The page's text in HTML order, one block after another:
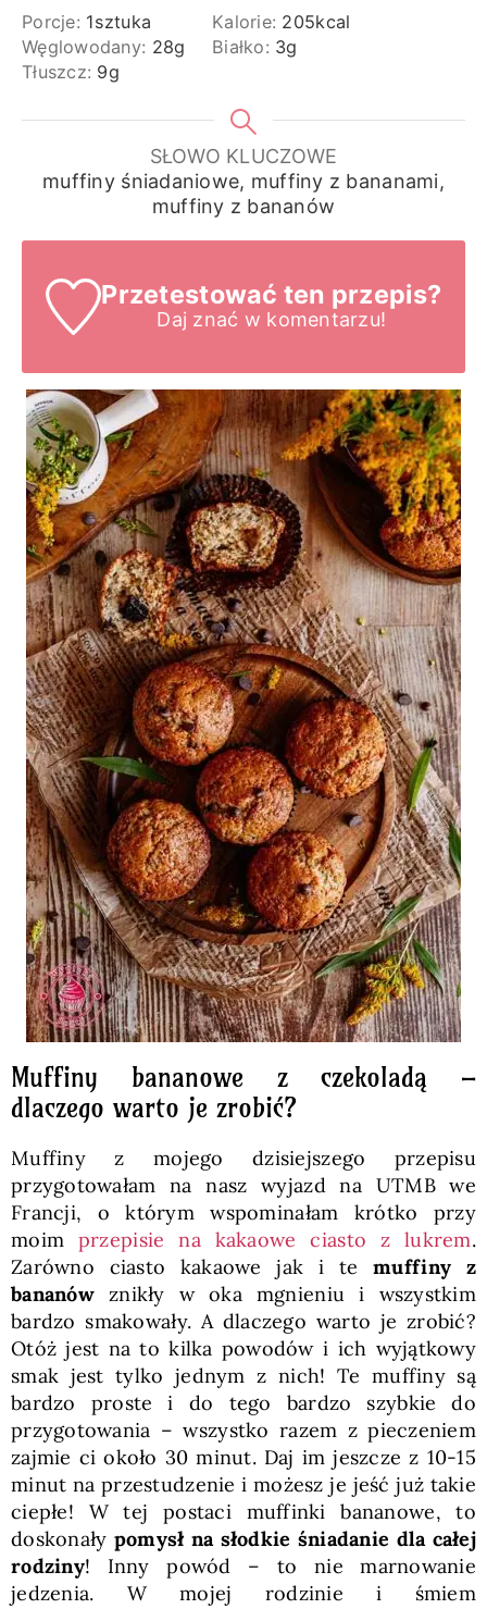
Porcje: 1sztuka Kalorie: 205kcal
Węglowodany: 28g Białko: 3g
Tłuszcz: 9g
SŁOWO KLUCZOWE
muffiny śniadaniowe, muffiny z bananami,
muffiny z bananów
Przetestować ten przepis?
Daj znać w komentarzu!
Muffiny bananowe z czekoladą –
dlaczego warto je zrobić?
Muffiny z mojego dzisiejszego przepisu
przygotowałam na nasz wyjazd na UTMB we
Francji, o którym wspominałam krótko przy
moim przepisie na kakaowe ciasto z lukrem.
Zarówno ciasto kakaowe jak i temuffiny z
bananówznikły w oka mgnieniu i wszystkim
bardzo smakowały. A dlaczego warto je zrobić?
Otóż jest na to kilka powodów i ich wyjątkowy
smak jest tylko jednym z nich! Te muffiny są
bardzo proste i do tego bardzo szybkie do
przygotowania – wszystko razem z pieczeniem
zajmie ci około 30 minut. Daj im jeszcze z 10-15
minut na przestudzenie i możesz je jeść już takie
ciepłe! W tej postaci muffinki bananowe, to
doskonały pomysł na słodkie śniadanie dla całej
rodziny! Inny powód – to nie marnowanie
jedzenia. W mojej rodzinie i śmiem